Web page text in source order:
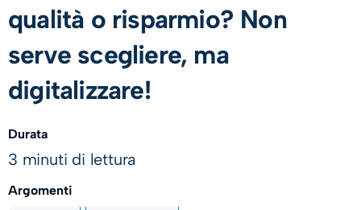
qualità o risparmio? Non
serve scegliere, ma
digitalizzare!
Durata
3 minuti di lettura
Argomenti